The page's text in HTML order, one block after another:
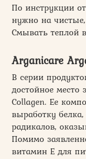
По инструкции
нужно на
Смывать теплой
Arganicare
В серии
достойное место
Collagen. Ее
выработку
радикалов,
Помимо
витамин Е для